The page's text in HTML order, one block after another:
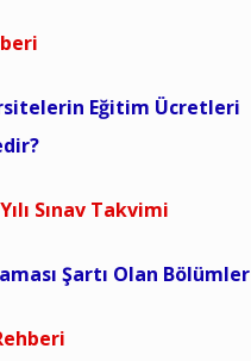
Eğitim Ücretleri
Sınav Takvimi
Şartı Olan Bölümler